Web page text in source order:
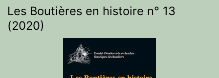
Les Boutières en histoire n° 13
(2020)